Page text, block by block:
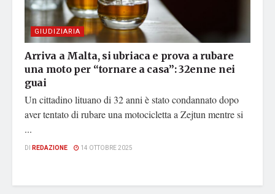
GIUDIZIARIA
Arriva a Malta, si ubriaca e prova a rubare
una moto per “tornare a casa”: 32enne nei
guai
Un cittadino lituano di 32 anni è stato condannato dopo
aver tentato di rubare una motocicletta a Zejtun mentre si
...
DI REDAZIONE 14 OTTOBRE 2025